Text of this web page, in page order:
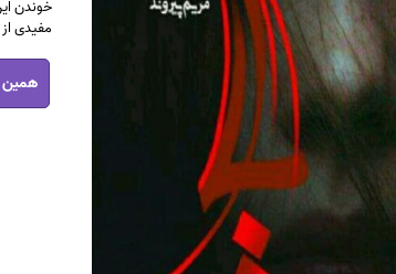
خوندن
مفیدی
رمان
یاس
pdf
همین